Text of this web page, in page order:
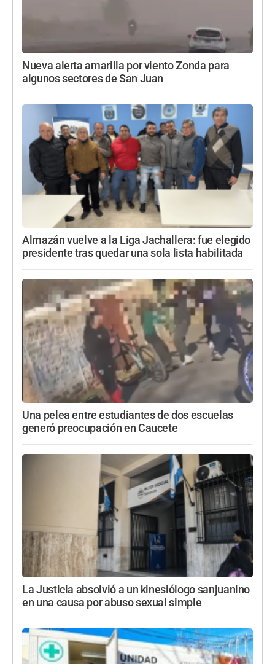
Nueva alerta amarilla por viento Zonda para
algunos sectores de San Juan
Almazán vuelve a la Liga Jachallera: fue elegido
presidente tras quedar una sola lista habilitada
Una pelea entre estudiantes de dos escuelas
generó preocupación en Caucete
La Justicia absolvió a un kinesiólogo sanjuanino
en una causa por abuso sexual simple